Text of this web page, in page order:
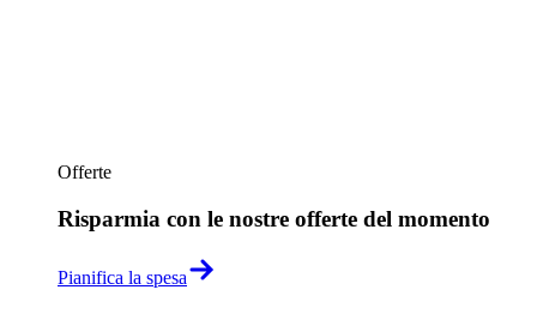
Offerte
Risparmia con le nostre offerte del momento
Pianifica la spesa